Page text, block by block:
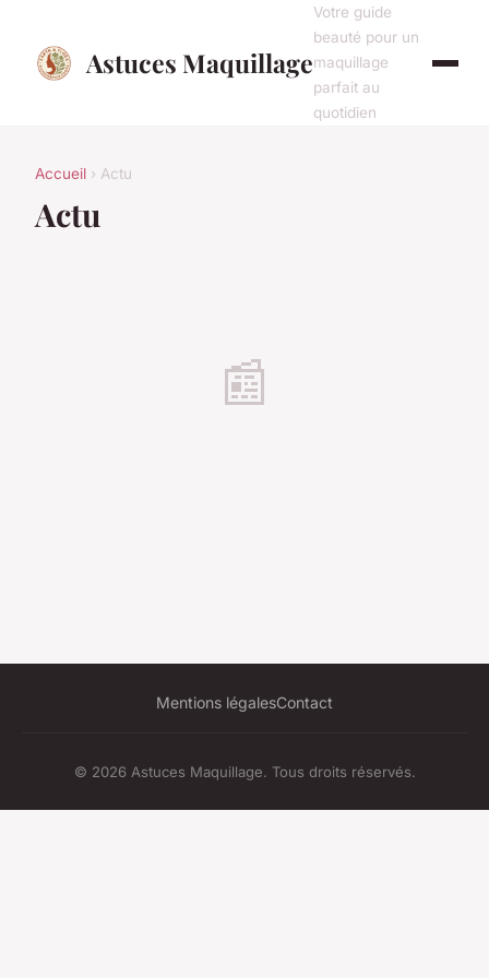
Astuces Maquillage
Votre guide
beauté pour un
maquillage
parfait au
quotidien
Accueil › Actu
Actu
📰
Mentions légalesContact
© 2026 Astuces Maquillage. Tous droits réservés.